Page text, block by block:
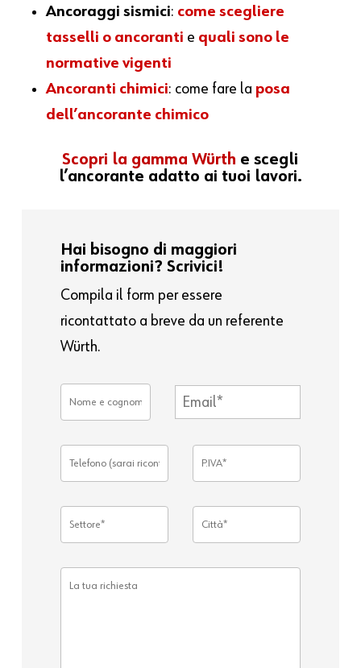
Ancoraggi sismici: come scegliere
tasselli o ancoranti e quali sono le
normative vigenti
Ancoranti chimici: come fare la posa
dell’ancorante chimico
Scopri la gamma Würth e scegli
l’ancorante adatto ai tuoi lavori.
Hai bisogno di maggiori
informazioni? Scrivici!
Compila il form per essere
ricontattato a breve da un referente
Würth.